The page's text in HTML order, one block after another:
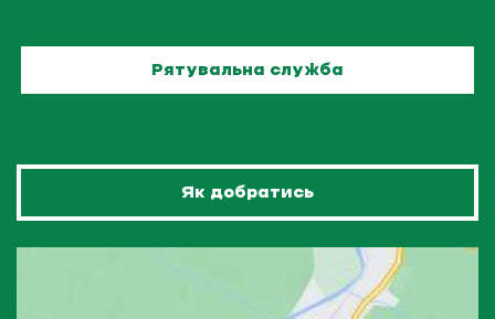
Рятувальна служба
Як добратись